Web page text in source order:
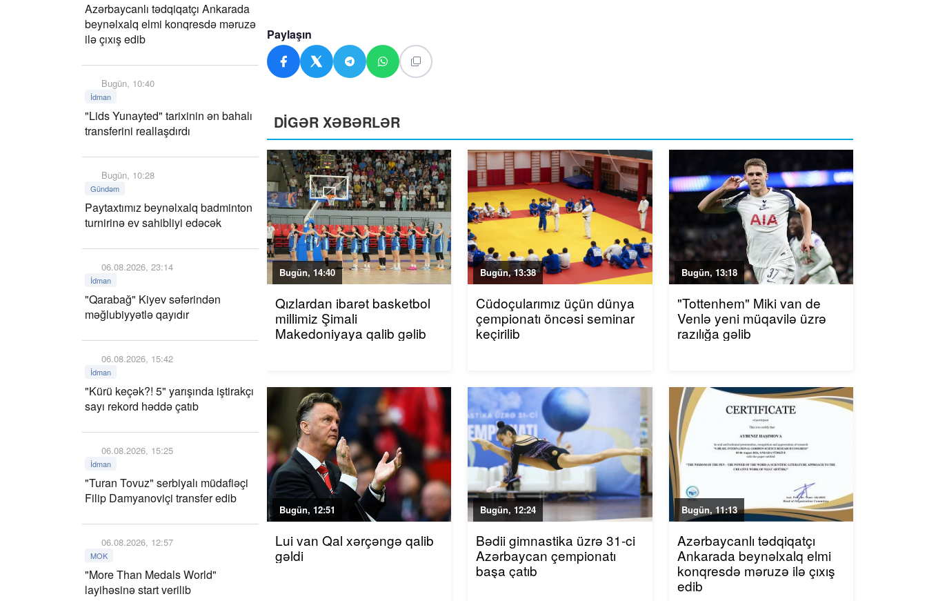
Azərbaycanlı tədqiqatçı Ankarada
beynəlxalq elmi konqresdə məruzə
ilə çıxış edib
Bugün, 10:40
İdman
"Lids Yunayted" tarixinin ən bahalı
transferini reallaşdırdı
Bugün, 10:28
Gündəm
Paytaxtımız beynəlxalq badminton
turnirinə ev sahibliyi edəcək
06.08.2026, 23:14
İdman
"Qarabağ" Kiyev səfərindən
məğlubiyyətlə qayıdır
06.08.2026, 15:42
İdman
"Kürü keçək?! 5" yarışında iştirakçı
sayı rekord həddə çatıb
06.08.2026, 15:25
İdman
"Turan Tovuz" serbiyalı müdafiəçi
Filip Damyanoviçi transfer edib
06.08.2026, 12:57
MOK
"More Than Medals World"
layihəsinə start verilib
Paylaşın
DİGƏR XƏBƏRLƏR
Bugün, 14:40
Qızlardan ibarət basketbol
millimiz Şimali
Makedoniyaya qalib gəlib
Bugün, 13:38
Cüdoçularımız üçün dünya
çempionatı öncəsi seminar
keçirilib
Bugün, 13:18
"Tottenhem" Miki van de
Venlə yeni müqavilə üzrə
razılığa gəlib
Bugün, 12:51
Lui van Qal xərçəngə qalib
gəldi
Bugün, 12:24
Bədii gimnastika üzrə 31-ci
Azərbaycan çempionatı
başa çatıb
Bugün, 11:13
Azərbaycanlı tədqiqatçı
Ankarada beynəlxalq elmi
konqresdə məruzə ilə çıxış
edib